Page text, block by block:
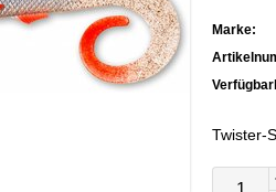
Marke:
Twister-